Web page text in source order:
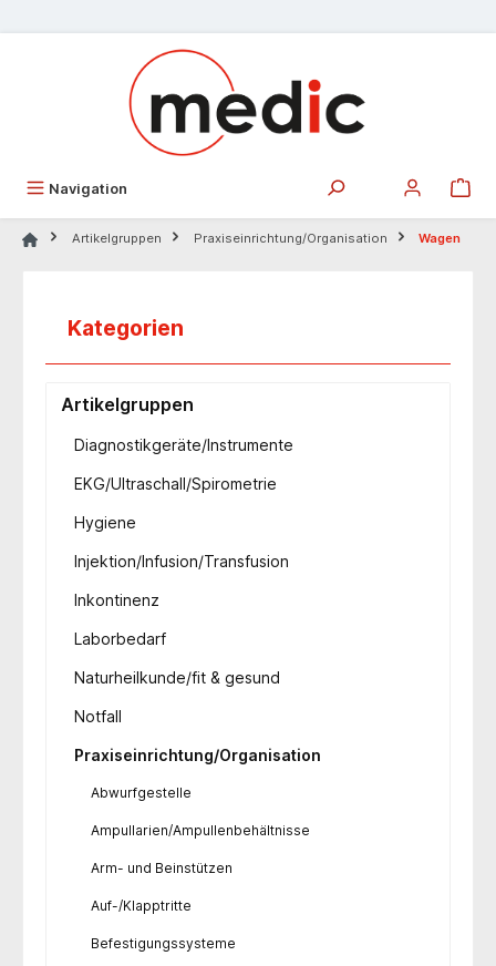
Navigation
Artikelgruppen Praxiseinrichtung/Organisation Wagen
Kategorien
Artikelgruppen
Diagnostikgeräte/Instrumente
EKG/Ultraschall/Spirometrie
Hygiene
Injektion/Infusion/Transfusion
Inkontinenz
Laborbedarf
Naturheilkunde/fit & gesund
Notfall
Praxiseinrichtung/Organisation
Abwurfgestelle
Ampullarien/Ampullenbehältnisse
Arm- und Beinstützen
Auf-/Klapptritte
Befestigungssysteme